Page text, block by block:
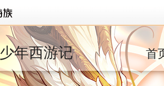
少年西游记 首